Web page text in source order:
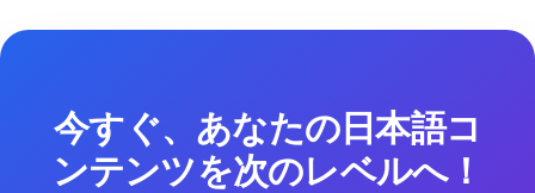
今すぐ、あなたの日本語コ
ンテンツを次のレベルへ！